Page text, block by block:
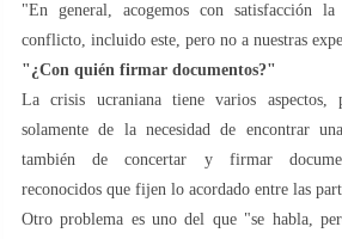
"En general, acogemos con satisfacción
conflicto, incluido este, pero no a nuestras
"¿Con quién firmar documentos?"
La crisis ucraniana tiene varios
solamente de la necesidad de encontrar
también de concertar y firmar
reconocidos que fijen lo acordado entre las
Otro problema es uno del que "se habla,